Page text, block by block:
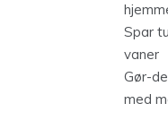
Spar
vaner
Gør-
med